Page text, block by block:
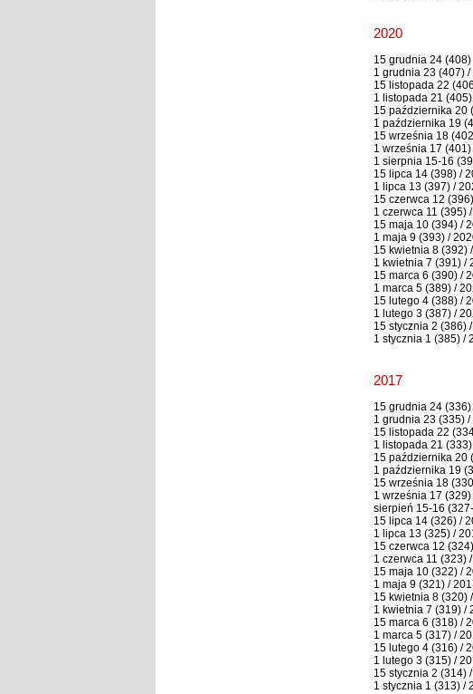
2020
15 grudnia 24
1 grudnia 23 (407)
15 listopada 22
1 listopada 21
15 października 20
1 października 19
15 września 18
1 września 17
1 sierpnia 15-16
15 lipca 14 (398) /
1 lipca 13 (397) /
15 czerwca 12
1 czerwca 11 (395)
15 maja 10 (394) /
1 maja 9 (393) /
15 kwietnia 8 (392)
1 kwietnia 7 (391) /
15 marca 6 (390) /
1 marca 5 (389) /
15 lutego 4 (388) /
1 lutego 3 (387) /
15 stycznia 2 (386)
1 stycznia 1 (385) /
2017
15 grudnia 24 (336)
1 grudnia 23 (335) /
15 listopada 22
1 listopada 21
15 października 20
1 października 19
15 września 18
1 września 17 (329)
sierpień 15-16
15 lipca 14 (326) /
1 lipca 13 (325) /
15 czerwca 12
1 czerwca 11 (323)
15 maja 10 (322) /
1 maja 9 (321) /
15 kwietnia 8 (320)
1 kwietnia 7 (319) /
15 marca 6 (318) /
1 marca 5 (317) /
15 lutego 4 (316) /
1 lutego 3 (315) /
15 stycznia 2 (314)
1 stycznia 1 (313) /